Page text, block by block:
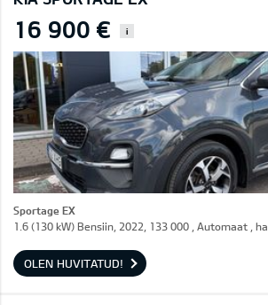
16 900 € i
Sportage EX
1.6 (130 kW) Bensiin, 2022, 133 000 , Automaat ,
OLEN HUVITATUD!